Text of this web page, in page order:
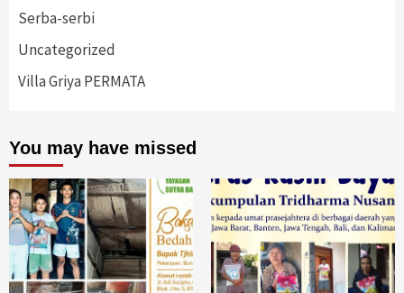
Serba-serbi
Uncategorized
Villa Griya PERMATA
You may have missed